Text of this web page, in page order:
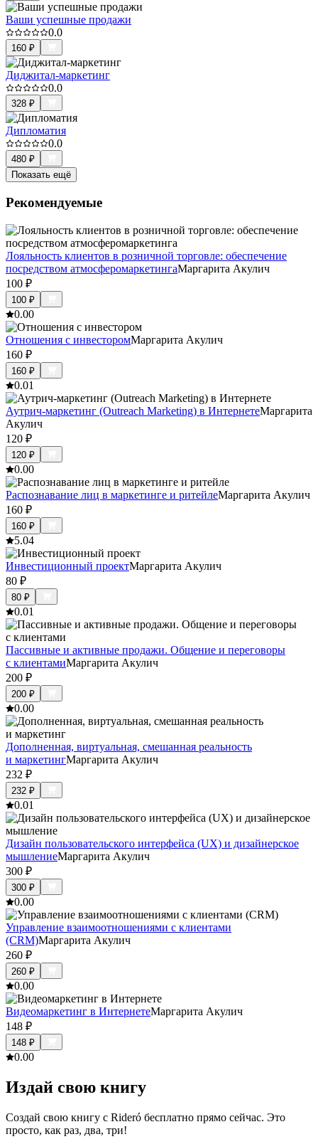
Ваши успешные продажи
0.0
160 ₽
Диджитал-маркетинг
0.0
328 ₽
Дипломатия
0.0
480 ₽
Показать ещё
Рекомендуемые
Лояльность клиентов в розничной торговле: обеспечение
посредством атмосферомаркетингаМаргарита Акулич
100 ₽
100 ₽
0.00
Отношения с инвесторомМаргарита Акулич
160 ₽
160 ₽
0.01
Аутрич-маркетинг (Outreach Marketing) в ИнтернетеМаргарита
Акулич
120 ₽
120 ₽
0.00
Распознавание лиц в маркетинге и ритейлеМаргарита Акулич
160 ₽
160 ₽
5.04
Инвестиционный проектМаргарита Акулич
80 ₽
80 ₽
0.01
Пассивные и активные продажи. Общение и переговоры
с клиентамиМаргарита Акулич
200 ₽
200 ₽
0.00
Дополненная, виртуальная, смешанная реальность
и маркетингМаргарита Акулич
232 ₽
232 ₽
0.01
Дизайн пользовательского интерфейса (UX) и дизайнерское
мышлениеМаргарита Акулич
300 ₽
300 ₽
0.00
Управление взаимоотношениями с клиентами
(CRM)Маргарита Акулич
260 ₽
260 ₽
0.00
Видеомаркетинг в ИнтернетеМаргарита Акулич
148 ₽
148 ₽
0.00
Издай свою книгу
Создай свою книгу с Rideró бесплатно прямо сейчас. Это
просто, как раз, два, три!